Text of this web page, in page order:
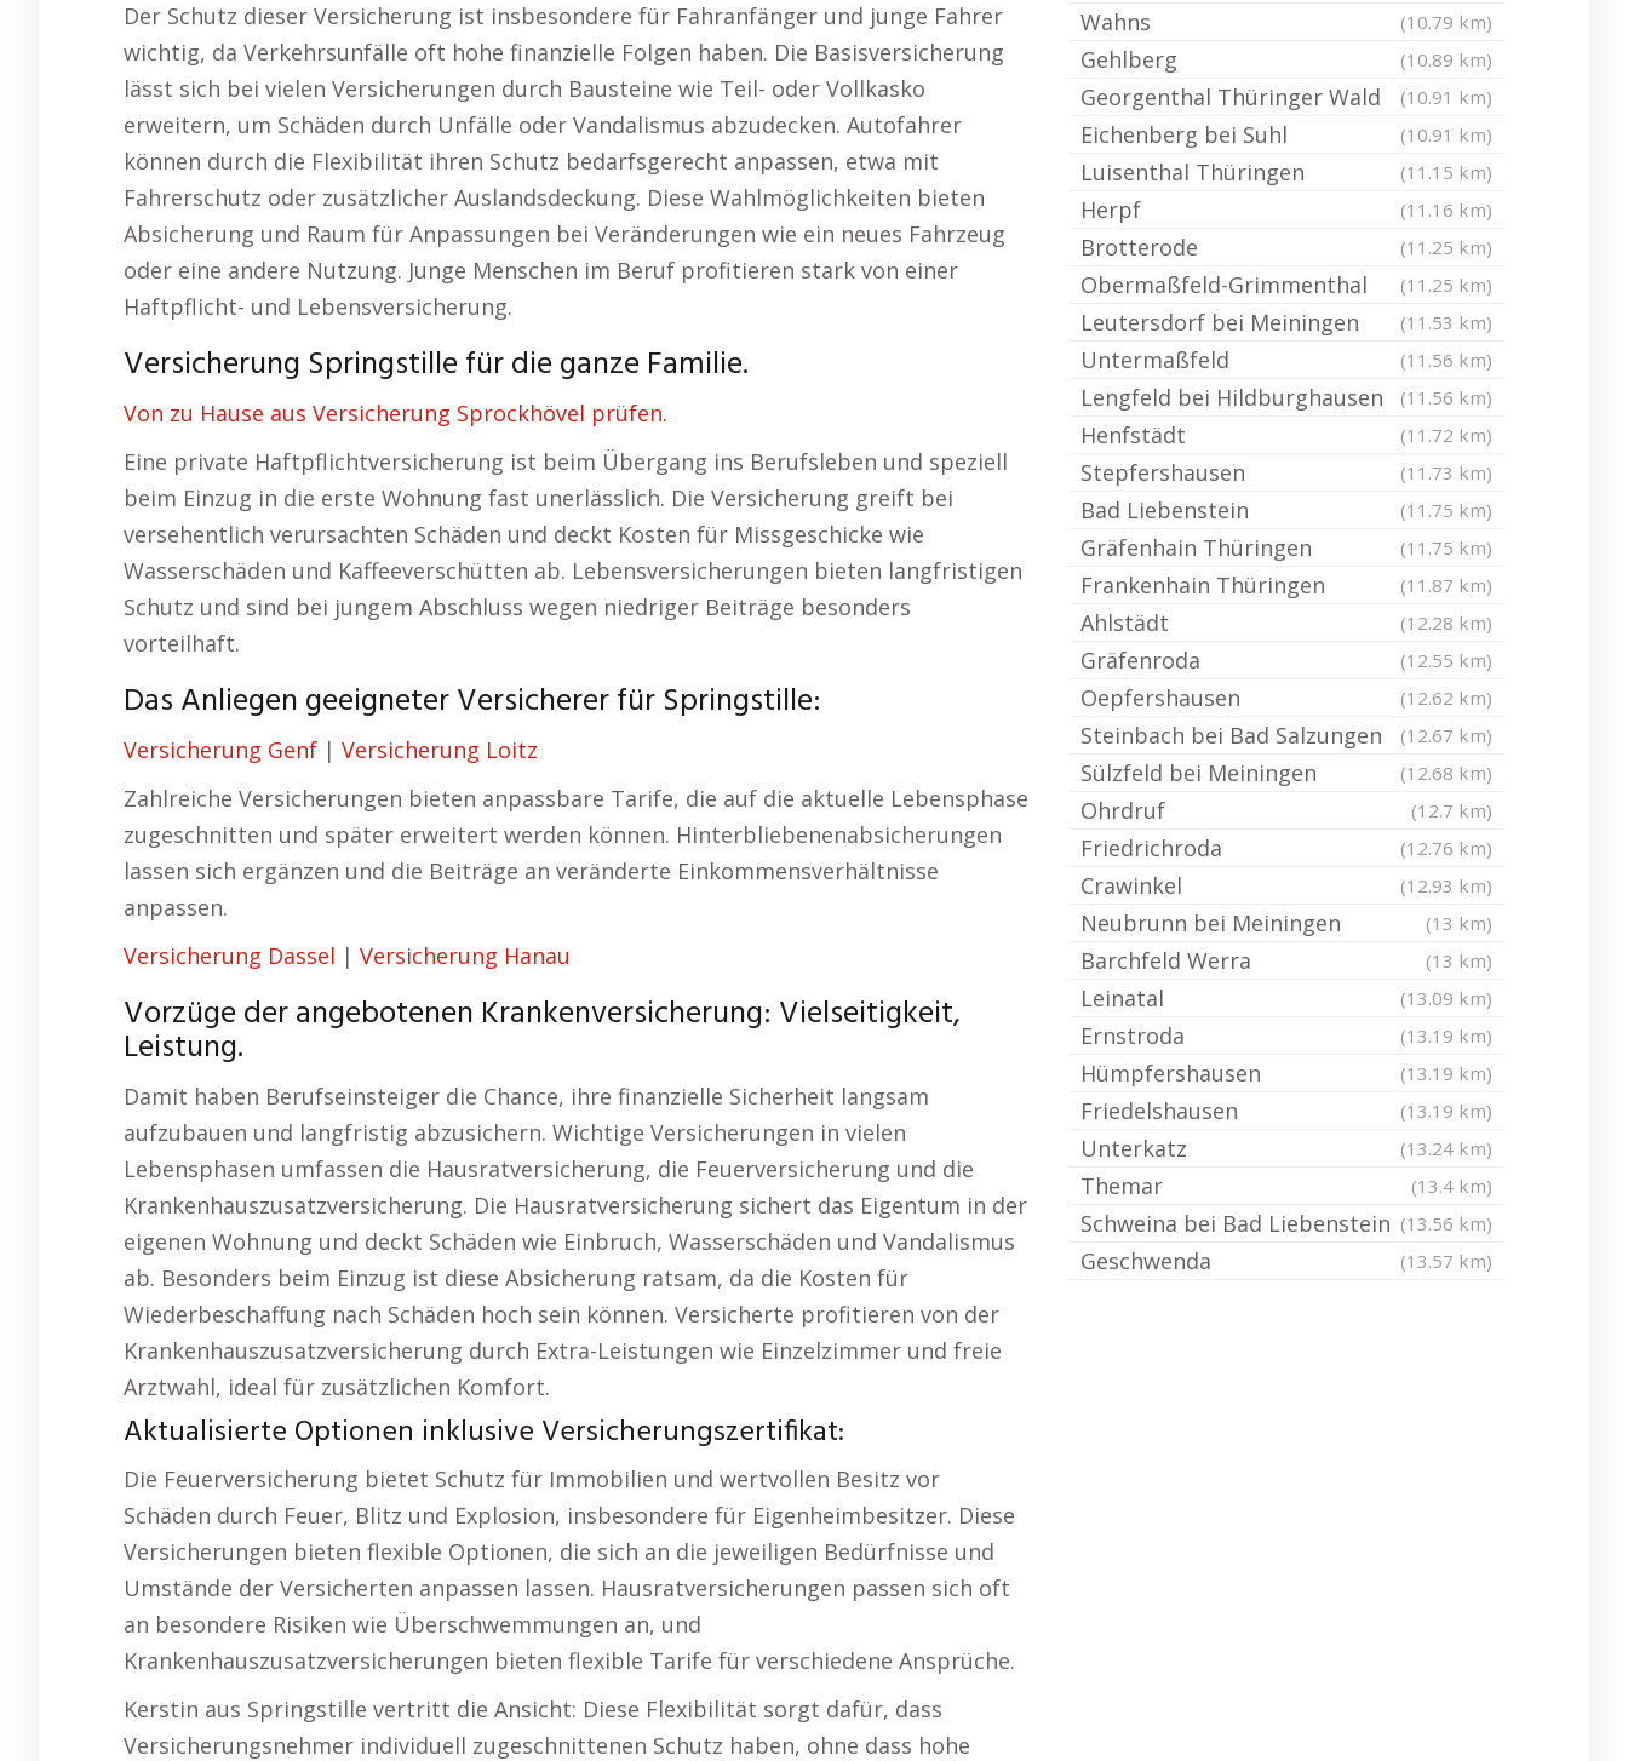
Der Schutz dieser Versicherung ist insbesondere für Fahranfänger und junge Fahrer
wichtig, da Verkehrsunfälle oft hohe finanzielle Folgen haben. Die Basisversicherung
lässt sich bei vielen Versicherungen durch Bausteine wie Teil- oder Vollkasko
erweitern, um Schäden durch Unfälle oder Vandalismus abzudecken. Autofahrer
können durch die Flexibilität ihren Schutz bedarfsgerecht anpassen, etwa mit
Fahrerschutz oder zusätzlicher Auslandsdeckung. Diese Wahlmöglichkeiten bieten
Absicherung und Raum für Anpassungen bei Veränderungen wie ein neues Fahrzeug
oder eine andere Nutzung. Junge Menschen im Beruf profitieren stark von einer
Haftpflicht- und Lebensversicherung.
Versicherung Springstille für die ganze Familie.
Von zu Hause aus Versicherung Sprockhövel prüfen.
Eine private Haftpflichtversicherung ist beim Übergang ins Berufsleben und speziell
beim Einzug in die erste Wohnung fast unerlässlich. Die Versicherung greift bei
versehentlich verursachten Schäden und deckt Kosten für Missgeschicke wie
Wasserschäden und Kaffeeverschütten ab. Lebensversicherungen bieten langfristigen
Schutz und sind bei jungem Abschluss wegen niedriger Beiträge besonders
vorteilhaft.
Das Anliegen geeigneter Versicherer für Springstille:
Versicherung Genf | Versicherung Loitz
Zahlreiche Versicherungen bieten anpassbare Tarife, die auf die aktuelle Lebensphase
zugeschnitten und später erweitert werden können. Hinterbliebenenabsicherungen
lassen sich ergänzen und die Beiträge an veränderte Einkommensverhältnisse
anpassen.
Versicherung Dassel | Versicherung Hanau
Vorzüge der angebotenen Krankenversicherung: Vielseitigkeit,
Leistung.
Damit haben Berufseinsteiger die Chance, ihre finanzielle Sicherheit langsam
aufzubauen und langfristig abzusichern. Wichtige Versicherungen in vielen
Lebensphasen umfassen die Hausratversicherung, die Feuerversicherung und die
Krankenhauszusatzversicherung. Die Hausratversicherung sichert das Eigentum in der
eigenen Wohnung und deckt Schäden wie Einbruch, Wasserschäden und Vandalismus
ab. Besonders beim Einzug ist diese Absicherung ratsam, da die Kosten für
Wiederbeschaffung nach Schäden hoch sein können. Versicherte profitieren von der
Krankenhauszusatzversicherung durch Extra-Leistungen wie Einzelzimmer und freie
Arztwahl, ideal für zusätzlichen Komfort.
Aktualisierte Optionen inklusive Versicherungszertifikat:
Die Feuerversicherung bietet Schutz für Immobilien und wertvollen Besitz vor
Schäden durch Feuer, Blitz und Explosion, insbesondere für Eigenheimbesitzer. Diese
Versicherungen bieten flexible Optionen, die sich an die jeweiligen Bedürfnisse und
Umstände der Versicherten anpassen lassen. Hausratversicherungen passen sich oft
an besondere Risiken wie Überschwemmungen an, und
Krankenhauszusatzversicherungen bieten flexible Tarife für verschiedene Ansprüche.
Kerstin aus Springstille vertritt die Ansicht: Diese Flexibilität sorgt dafür, dass
Versicherungsnehmer individuell zugeschnittenen Schutz haben, ohne dass hohe
Wahns (10.79 km)
Gehlberg (10.89 km)
Georgenthal Thüringer Wald (10.91 km)
Eichenberg bei Suhl (10.91 km)
Luisenthal Thüringen (11.15 km)
Herpf (11.16 km)
Brotterode (11.25 km)
Obermaßfeld-Grimmenthal (11.25 km)
Leutersdorf bei Meiningen (11.53 km)
Untermaßfeld (11.56 km)
Lengfeld bei Hildburghausen (11.56 km)
Henfstädt (11.72 km)
Stepfershausen (11.73 km)
Bad Liebenstein (11.75 km)
Gräfenhain Thüringen (11.75 km)
Frankenhain Thüringen (11.87 km)
Ahlstädt (12.28 km)
Gräfenroda (12.55 km)
Oepfershausen (12.62 km)
Steinbach bei Bad Salzungen (12.67 km)
Sülzfeld bei Meiningen (12.68 km)
Ohrdruf (12.7 km)
Friedrichroda (12.76 km)
Crawinkel (12.93 km)
Neubrunn bei Meiningen (13 km)
Barchfeld Werra (13 km)
Leinatal (13.09 km)
Ernstroda (13.19 km)
Hümpfershausen (13.19 km)
Friedelshausen (13.19 km)
Unterkatz (13.24 km)
Themar (13.4 km)
Schweina bei Bad Liebenstein (13.56 km)
Geschwenda (13.57 km)